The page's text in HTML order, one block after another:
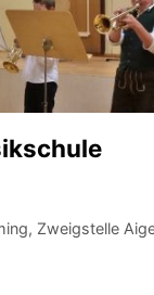
Zweigstelle